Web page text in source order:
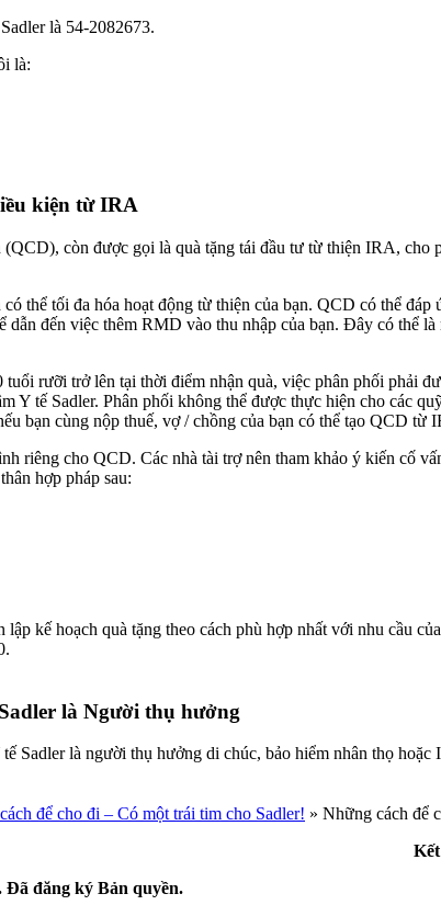
là 54-2082673.
là:
kiện từ IRA
còn được gọi là quà tặng tái đầu tư từ thiện IRA,
thể tối đa hóa hoạt động từ thiện của bạn. QCD có thể
dẫn đến việc thêm RMD vào thu nhập của bạn. Đây có thể
rưỡi trở lên tại thời điểm nhận quà, việc phân phối phải
Y tế Sadler. Phân phối không thể được thực hiện cho các
bạn cùng nộp thuế, vợ / chồng của bạn có thể tạo QCD từ
riêng cho QCD. Các nhà tài trợ nên tham khảo ý kiến cố
hợp pháp sau:
kế hoạch quà tặng theo cách phù hợp nhất với nhu cầu
là Người thụ hưởng
Sadler là người thụ hưởng di chúc, bảo hiểm nhân thọ
để cho đi – Có một trái tim cho Sadler! » Những cách để
Đã đăng ký Bản quyền.